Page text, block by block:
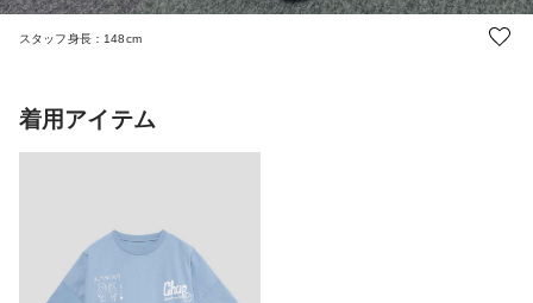
スタッフ身長：148cm
着用アイテム